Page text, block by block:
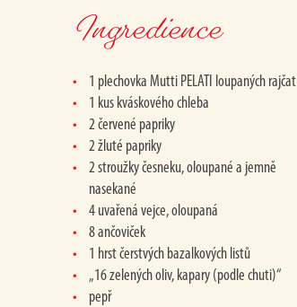
Ingredience
1 plechovka Mutti PELATI loupaných rajčat
1 kus kváskového chleba
2 červené papriky
2 žluté papriky
2 stroužky česneku, oloupané a jemně
nasekané
4 uvařená vejce, oloupaná
8 ančoviček
1 hrst čerstvých bazalkových listů
„16 zelených oliv, kapary (podle chuti)“
pepř